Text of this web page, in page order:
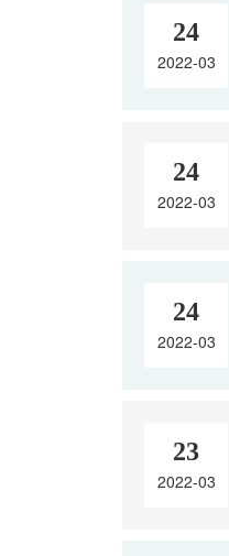
24
2022-03
24
2022-03
24
2022-03
23
2022-03